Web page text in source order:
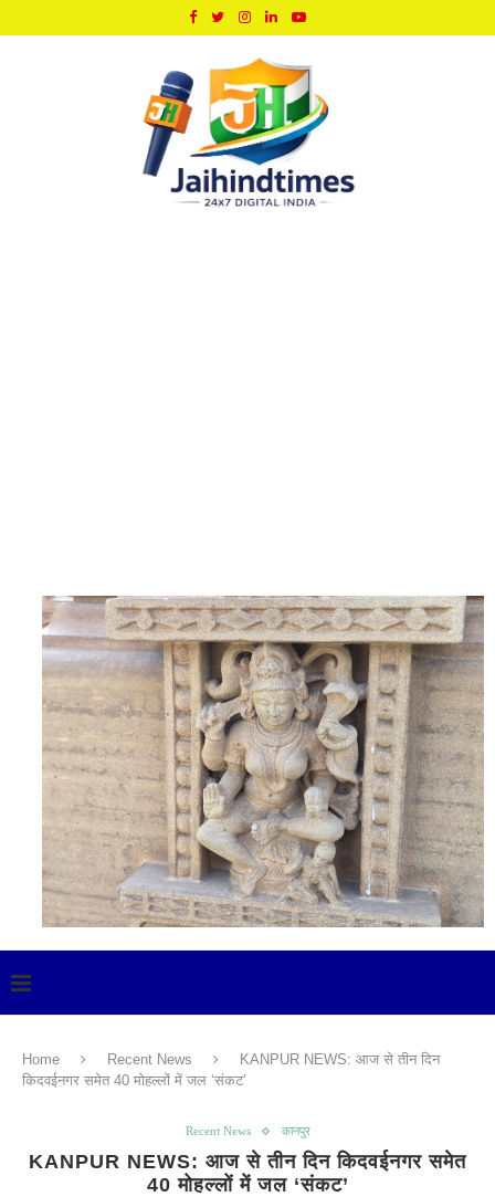
Home Recent News
KANPUR NEWS: आज से तीन दिन
किदवईनगर समेत 40 मोहल्लों में जल ‘संकट’
Recent News कानपुर
KANPUR NEWS: आज से तीन दिन किदवईनगर समेत
40 मोहल्लों में जल ‘संकट’